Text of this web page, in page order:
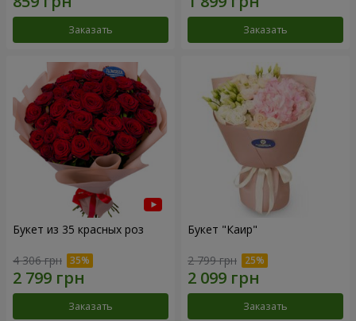
Заказать Заказать
Букет из 35 красных роз
4 306 грн
Заказать
Букет "Каир"
2 799 грн
Заказать